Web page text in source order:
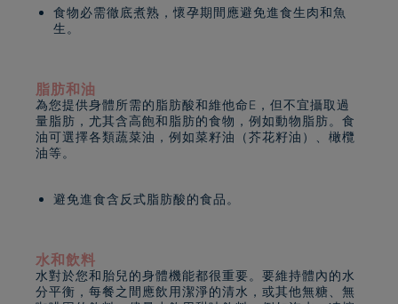
食物必需徹底煮熟，懷孕期間應避免進食生肉和魚
生。
脂肪和油
為您提供身體所需的脂肪酸和維他命E，但不宜攝取過
量脂肪，尤其含高飽和脂肪的食物，例如動物脂肪。食
油可選擇各類蔬菜油，例如菜籽油（芥花籽油）、橄欖
油等。
避免進食含反式脂肪酸的食品。
水和飲料
水對於您和胎兒的身體機能都很重要。要維持體內的水
分平衡，每餐之間應飲用潔淨的清水，或其他無糖、無